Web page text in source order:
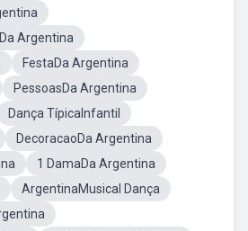
Argentina
FestaDa Argentina
PessoasDa Argentina
Dança TípicaInfantil
DecoracaoDa Argentina
1 DamaDa Argentina
ArgentinaMusical Dança